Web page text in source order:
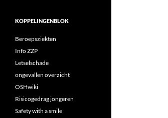
KOPPELINGENBLOK
Beroepsziekten
Info ZZP
Letselschade
ongevallen overzicht
OSHwiki
Risicogedrag jongeren
Safety with a smile